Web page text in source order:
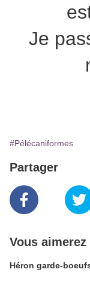
Je
#Pélécaniformes
Partager
Vous aimerez
Héron garde-